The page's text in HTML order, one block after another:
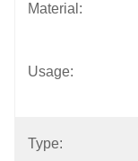
Material:
Usage:
Type: